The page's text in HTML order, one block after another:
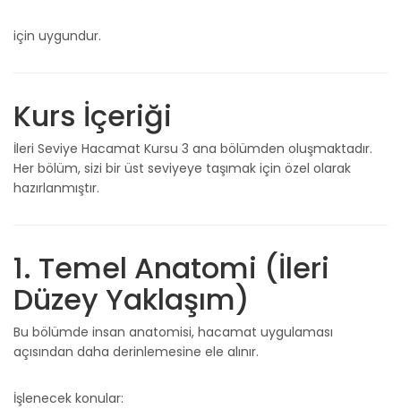
için uygundur.
Kurs İçeriği
İleri Seviye Hacamat Kursu 3 ana bölümden oluşmaktadır.
Her bölüm, sizi bir üst seviyeye taşımak için özel olarak
hazırlanmıştır.
1. Temel Anatomi (İleri
Düzey Yaklaşım)
Bu bölümde insan anatomisi, hacamat uygulaması
açısından daha derinlemesine ele alınır.
İşlenecek konular: